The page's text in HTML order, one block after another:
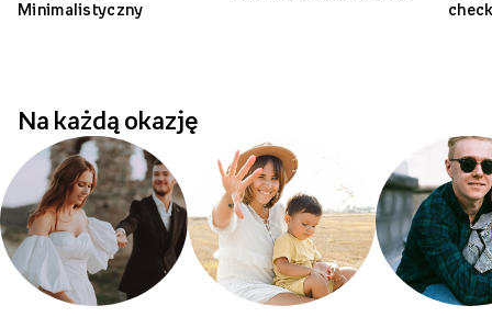
Minimalistyczny
Na każdą okazję